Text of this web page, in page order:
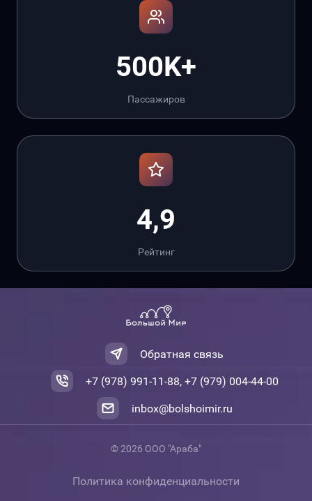
500K+
Пассажиров
4,9
Рейтинг
Обратная связь
+7 (978) 991-11-88, +7 (979) 004-44-00
inbox@bolshoimir.ru
© 2026 ООО "Араба"
Политика конфиденциальности